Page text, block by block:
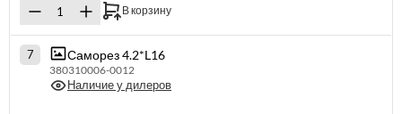
В корзину
7 Саморез 4.2*L16
380310006-0012
Наличие у дилеров